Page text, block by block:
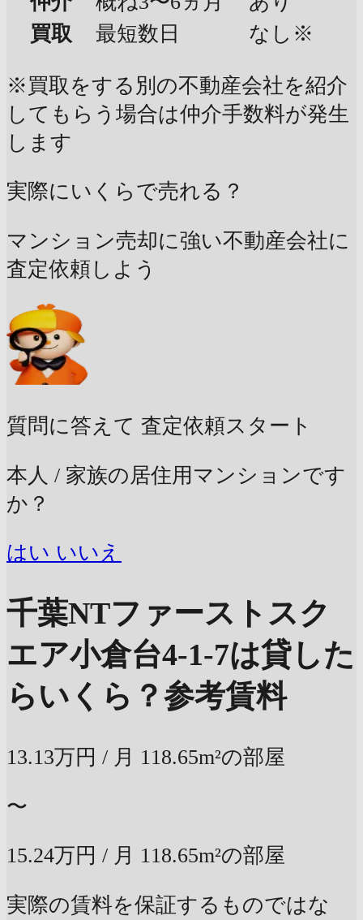
買取
最短数日 なし※
※買取をする別の不動産会社を紹介
してもらう場合は仲介手数料が発生
します
実際にいくらで売れる？
マンション売却に強い不動産会社に
査定依頼しよう
質問に答えて 査定依頼スタート
本人 / 家族の居住用マンションです
か？
はい いいえ
千葉NTファーストスク
エア小倉台4-1-7は貸した
らいくら？参考賃料
13.13万円 / 月 118.65m²の部屋
〜
15.24万円 / 月 118.65m²の部屋
実際の賃料を保証するものではな